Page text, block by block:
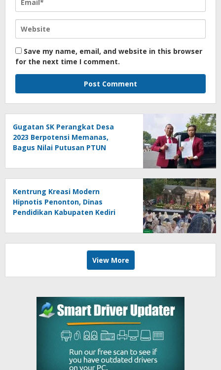
Save my name, email, and website in this browser
for the next time I comment.
Gugatan SK Perangkat Desa
2023 Berpotensi Memanas,
Bagus Nilai Putusan PTUN
Kentrung Kreasi Modern
Hipnotis Penonton, Dinas
Pendidikan Kabupaten Kediri
View More